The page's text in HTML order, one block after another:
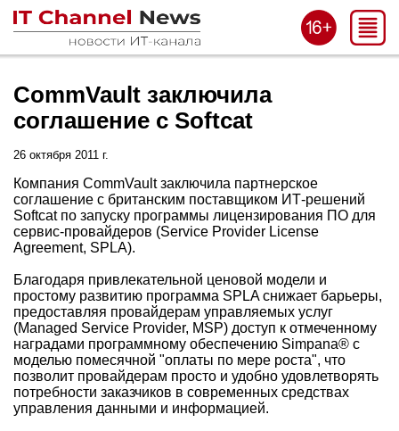
CommVault заключила
соглашение с Softcat
26 октября 2011 г.
Компания CommVault заключила партнерское
соглашение с британским поставщиком ИТ-решений
Softcat по запуску программы лицензирования ПО для
сервис-провайдеров (Service Provider License
Agreement, SPLA).
Благодаря привлекательной ценовой модели и
простому развитию программа SPLA снижает барьеры,
предоставляя провайдерам управляемых услуг
(Managed Service Provider, MSP) доступ к отмеченному
наградами программному обеспечению Simpana® с
моделью помесячной "оплаты по мере роста", что
позволит провайдерам просто и удобно удовлетворять
потребности заказчиков в современных средствах
управления данными и информацией.